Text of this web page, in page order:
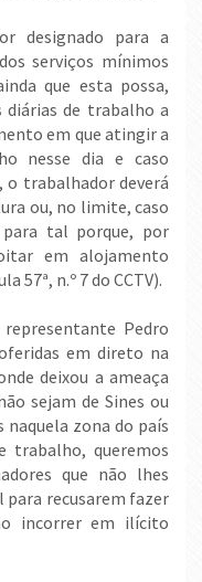
designado para a
serviços mínimos
que esta possa,
diárias de trabalho a
em que atingir a
nesse dia e caso
o trabalhador deverá
ou, no limite, caso
tal porque, por
em alojamento
57ª, n.º 7 do CCTV).
Pedro
em direto na
deixou a ameaça
sejam de Sines ou
zona do país
trabalho, queremos
que não lhes
recusarem fazer
incorrer em ilícito